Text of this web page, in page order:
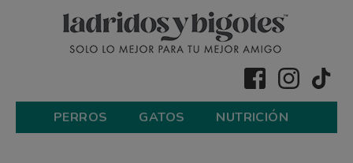
PERROS GATOS NUTRICIÓN